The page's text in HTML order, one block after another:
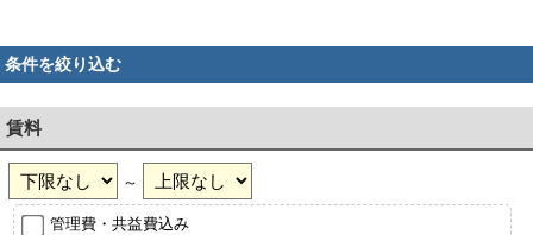
条件を絞り込む
賃料
～
管理費・共益費込み